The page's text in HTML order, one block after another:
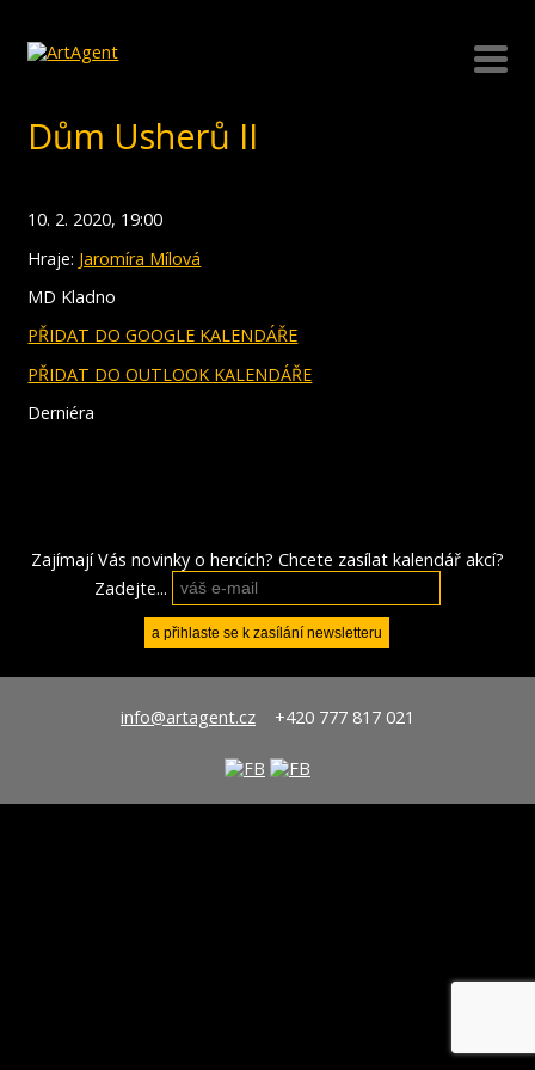
Dům Usherů II
10. 2. 2020, 19:00
Hraje: Jaromíra Mílová
MD Kladno
PŘIDAT DO GOOGLE KALENDÁŘE
PŘIDAT DO OUTLOOK KALENDÁŘE
Derniéra
Zajímají Vás novinky o hercích? Chcete zasílat kalendář akcí?
Zadejte...
info@artagent.cz+420 777 817 021